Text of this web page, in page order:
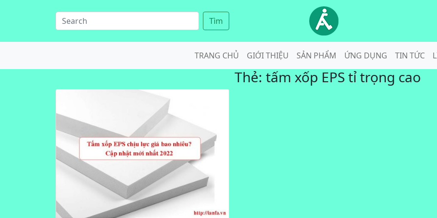
Tìm
TRANG CHỦ GIỚI THIỆU SẢN PHẨM ỨNG DỤNG TIN TỨC
Thẻ: tấm xốp EPS tỉ trọng cao